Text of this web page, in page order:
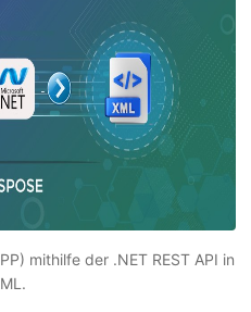
mithilfe der .NET REST API in